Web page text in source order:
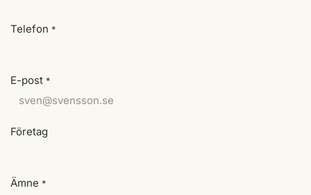
Telefon *
E-post *
Företag
Ämne *